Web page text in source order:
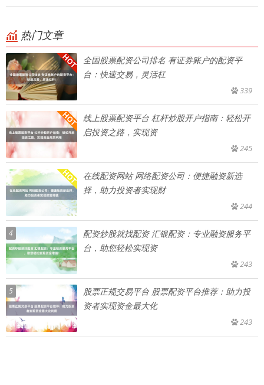
热门文章
全国股票配资公司排名 有证券账户的配资平
台：快速交易，灵活杠
339
线上股票配资平台 杠杆炒股开户指南：轻松开
启投资之路，实现资
245
在线配资网站 网络配资公司：便捷融资新选
择，助力投资者实现财
244
4
配资炒股就找配资 汇银配资：专业融资服务平
台，助您轻松实现资
243
5
股票正规交易平台 股票配资平台推荐：助力投
资者实现资金最大化
243